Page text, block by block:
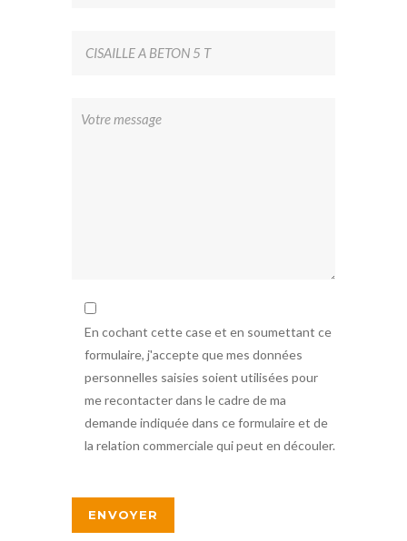
En cochant cette case et en soumettant ce
formulaire, j'accepte que mes données
personnelles saisies soient utilisées pour
me recontacter dans le cadre de ma
demande indiquée dans ce formulaire et de
la relation commerciale qui peut en découler.